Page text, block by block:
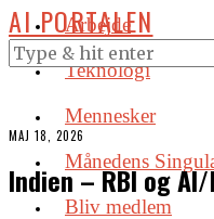
Arbejde
Teknologi
Mennesker
Månedens
Bliv medlem
AI PORTALEN
MAJ 18, 2026
Indien – RBI og